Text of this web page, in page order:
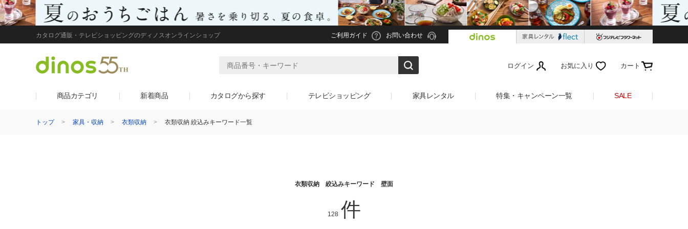
カタログ通販・テレビショッピングのディノスオンラインショップ ご利用ガイド お問い合わせ
ログイン お気に入り カート
商品カテゴリ 新着商品 カタログから探す テレビショッピング 家具レンタル 特集・キャンペーン一覧 SALE
トップ 家具・収納 衣類収納 衣類収納 絞込みキーワード一覧
衣類収納 絞込みキーワード 壁面
128 件